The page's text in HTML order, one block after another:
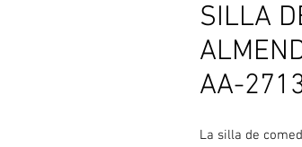
SILLA
AA-
La silla de